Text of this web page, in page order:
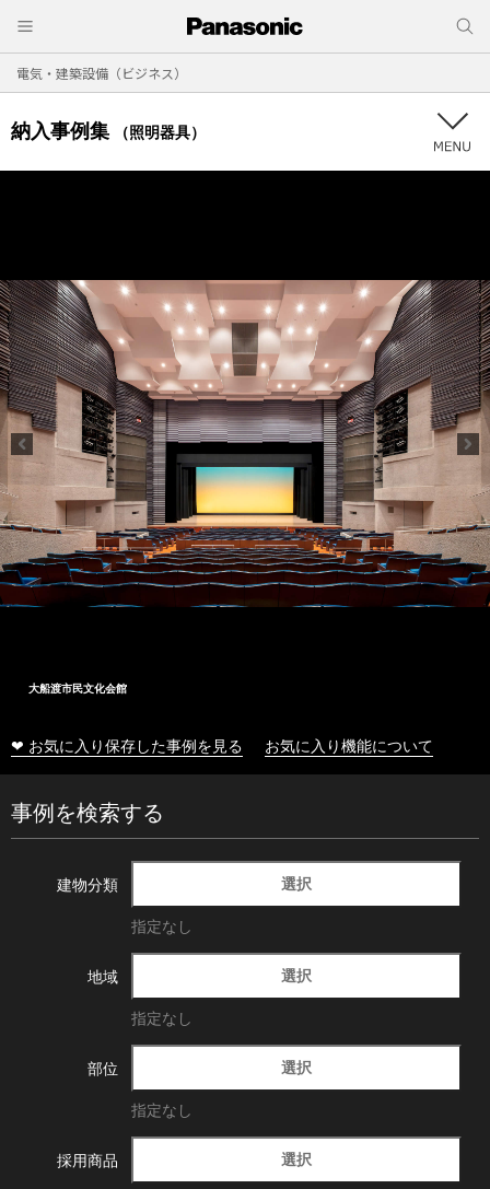
電気・建築設備（ビジネス）
納入事例集 （照明器具）
大船渡市民文化会館
❤ お気に入り保存した事例を見る お気に入り機能について
事例を検索する
建物分類 選択
指定なし
地域 選択
指定なし
部位 選択
指定なし
採用商品 選択